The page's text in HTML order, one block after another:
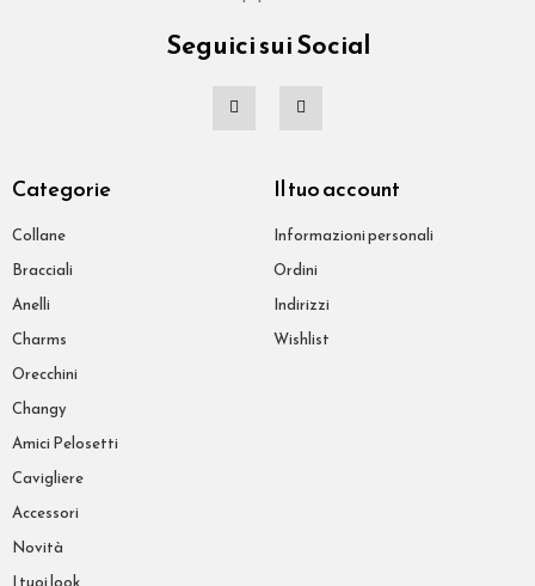
Seguici sui Social
Categorie
Collane
Bracciali
Anelli
Charms
Orecchini
Changy
Amici Pelosetti
Cavigliere
Accessori
Novità
I tuoi look
Il tuo account
Informazioni personali
Ordini
Indirizzi
Wishlist